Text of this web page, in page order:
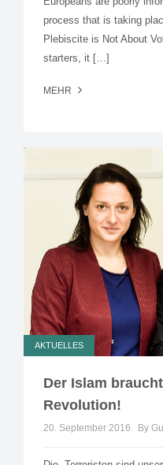
process that is taking
Plebiscite is Not About
starters, it […]
MEHR
AKTUELLES
Der Islam
Revolution!
20. September 2016 By